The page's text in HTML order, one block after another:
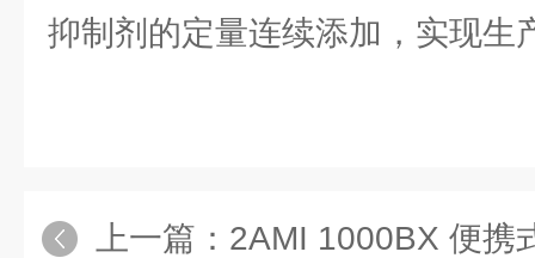
抑制剂的定量连续添加，实现生
上一篇： 2AMI 1000BX 便携